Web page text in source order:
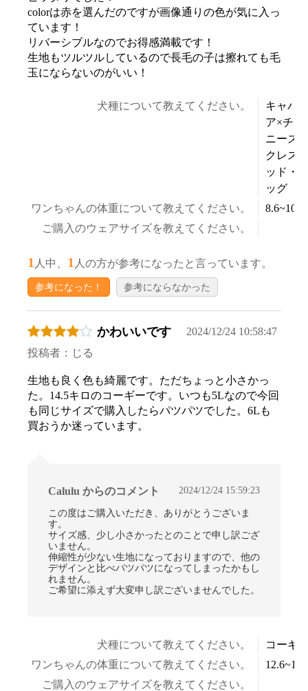
お買い物を続ける カートへ進む
colorは赤を選んだのですが画像通りの色が気に入っ
ています！
リバーシブルなのでお得感満載です！
生地もツルツルしているので長毛の子は擦れても毛
玉にならないのがいい！
犬種について教えてください。
キャバ
ア×チャ
ニーズ
クレス
ッド・
ッグ
ワンちゃんの体重について教えてください。
ご購入のウェアサイズを教えてください。
1 人中、 1 人の方が参考になったと言っています。
参考になった！ 参考にならなかった
かわいいです
2024/12/24 10:58:47
投稿者：じる
生地も良く色も綺麗です。ただちょっと小さかっ
た。14.5キロのコーギーです。いつも5Lなので今回
も同じサイズで購入したらパツパツでした。6Lも
買おうか迷っています。
Calulu からのコメント 2024/12/24 15:59:23
この度はご購入いただき、ありがとうございま
す。
サイズ感、少し小さかったとのことで申し訳ござ
いません。
伸縮性が少ない生地になっておりますので、他の
デザインと比べパツパツになってしまったかもし
れません。
ご希望に添えず大変申し訳ございませんでした。
犬種について教えてください。
コーギ
ワンちゃんの体重について教えてください。
ご購入のウェアサイズを教えてください。